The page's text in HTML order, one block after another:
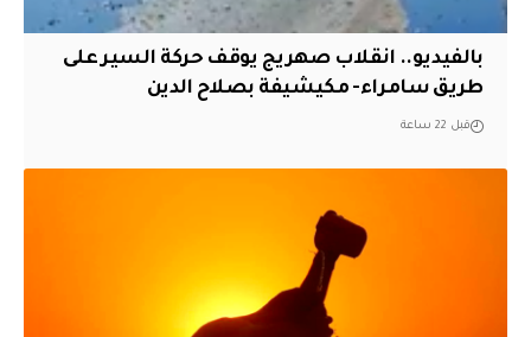
بالفيديو.. انقلاب صهريج يوقف حركة السير على
طريق سامراء- مكيشيفة بصلاح الدين
قبل 22 ساعة